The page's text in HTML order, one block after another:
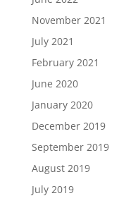
November 2021
July 2021
February 2021
June 2020
January 2020
December 2019
September 2019
August 2019
July 2019